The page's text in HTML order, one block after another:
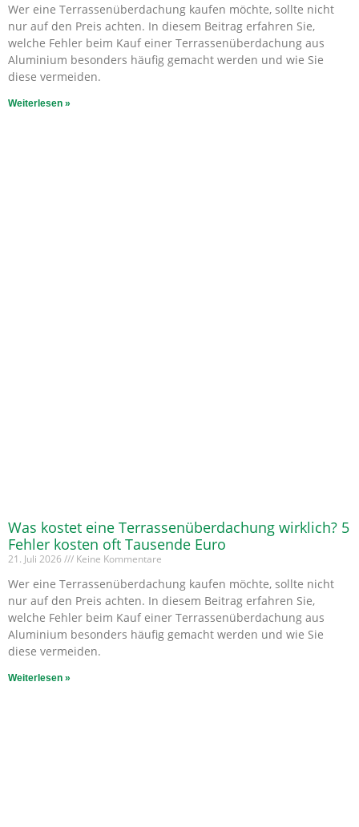
Wer eine Terrassenüberdachung kaufen möchte, sollte nicht
nur auf den Preis achten. In diesem Beitrag erfahren Sie,
welche Fehler beim Kauf einer Terrassenüberdachung aus
Aluminium besonders häufig gemacht werden und wie Sie
diese vermeiden.
Weiterlesen »
Was kostet eine Terrassenüberdachung wirklich? 5
Fehler kosten oft Tausende Euro
21. Juli 2026 Keine Kommentare
Wer eine Terrassenüberdachung kaufen möchte, sollte nicht
nur auf den Preis achten. In diesem Beitrag erfahren Sie,
welche Fehler beim Kauf einer Terrassenüberdachung aus
Aluminium besonders häufig gemacht werden und wie Sie
diese vermeiden.
Weiterlesen »